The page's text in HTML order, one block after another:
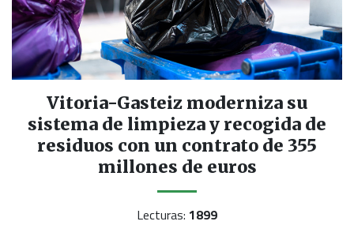
Vitoria-Gasteiz moderniza su
sistema de limpieza y recogida de
residuos con un contrato de 355
millones de euros
Lecturas: 1899